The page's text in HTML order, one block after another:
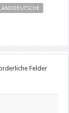
Felder